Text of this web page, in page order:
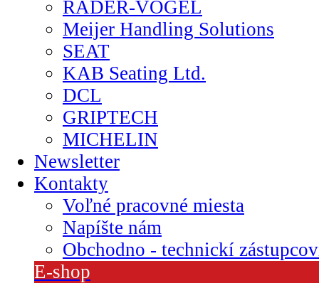
RÄDER-VOGEL
Meijer Handling Solutions
SEAT
KAB Seating Ltd.
DCL
GRIPTECH
MICHELIN
Newsletter
Kontakty
Voľné pracovné miesta
Napíšte nám
Obchodno - technickí
E-shop